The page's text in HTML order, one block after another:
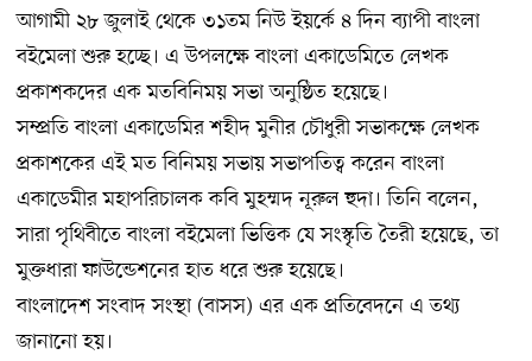
আগামী ২৮ জুলাই থেকে ৩১তম নিউ ইয়র্কে ৪ দিন ব্যাপী বাংলা
বইমেলা শুরু হচ্ছে। এ উপলক্ষে বাংলা একাডেমিতে লেখক
প্রকাশকদের এক মতবিনিময় সভা অনুষ্ঠিত হয়েছে।
সম্প্রতি বাংলা একাডেমির শহীদ মুনীর চৌধুরী সভাকক্ষে লেখক
প্রকাশকের এই মত বিনিময় সভায় সভাপতিত্ব করেন বাংলা
একাডেমীর মহাপরিচালক কবি মুহম্মদ নূরুল হুদা। তিনি বলেন,
সারা পৃথিবীতে বাংলা বইমেলা ভিত্তিক যে সংস্কৃতি তৈরী হয়েছে, তা
মুক্তধারা ফাউন্ডেশনের হাত ধরে শুরু হয়েছে।
বাংলাদেশ সংবাদ সংস্থা (বাসস) এর এক প্রতিবেদনে এ তথ্য
জানানো হয়।